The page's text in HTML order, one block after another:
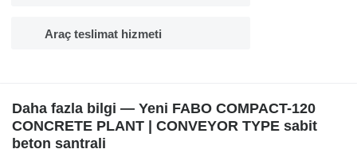
Araç teslimat hizmeti
Daha fazla bilgi — Yeni FABO COMPACT-120
CONCRETE PLANT | CONVEYOR TYPE sabit
beton santrali